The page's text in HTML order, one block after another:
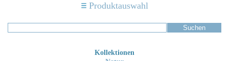
Produktauswahl
Kollektionen